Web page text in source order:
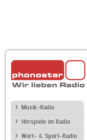
Musik-Radio
Hörspiele im Radio
Wort- & Sport-Radio